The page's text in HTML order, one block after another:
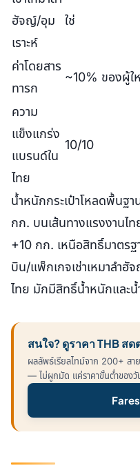
ฮัจญ์/อุม
เราะห์
ใช่
ค่าโดยสาร
ทารก
~10% ของผู้
ความ
แข็งแกร่ง
แบรนด์ใน
ไทย
10/10
น้ำหนักกระเป๋าโหลดพื้น
กก. บนเส้นทางแรงงาน
+10 กก. เหนือสิทธิ์มาตร
บิน/แพ็กเกจเช่าเหมาลำฮั
ไทย มักมีสิทธิ์น้ำหนักและ
สนใจ? ดูราคา THB ส
ผลลัพธ์เรียลไทม์จาก 200+ สา
— ไม่ผูกมัด แค่ราคาขั้นต่ำของวั